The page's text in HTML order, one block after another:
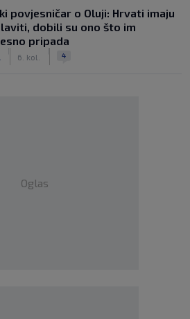
povjesničar o Oluji: Hrvati imaju
dobili su ono što im
pripada
6. kol. 4
Oglas